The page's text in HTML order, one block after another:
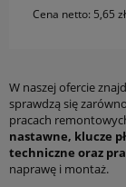
Cena netto: 5,65 zł
W naszej ofercie
sprawdzą się
pracach
nastawne, klucze
techniczne oraz
naprawę i montaż.